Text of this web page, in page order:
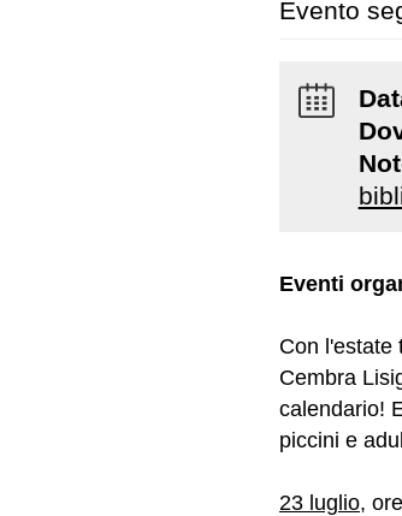
Evento
Eventi
Con l'estate
Cembra
calendario!
piccini e
23 luglio,